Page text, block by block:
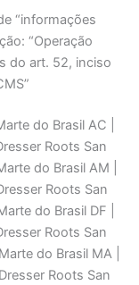
“informações
“Operação
do art. 52, inciso
do Brasil AC |
Roots San
do Brasil AM |
Roots San
do Brasil DF |
Roots San
do Brasil MA |
Roots San